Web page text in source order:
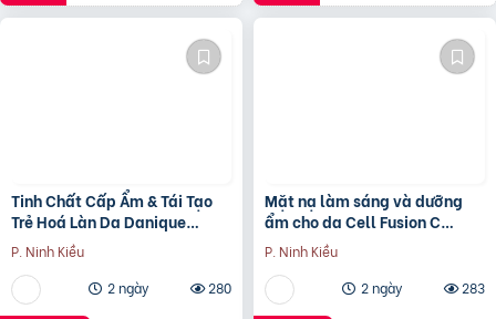
Tinh Chất Cấp Ẩm & Tái Tạo
Trẻ Hoá Làn Da Danique
Hyaluron Aqua Source Serum,
Chai 30ml
P. Ninh Kiều
2 ngày
280
Mặt nạ làm sáng và dưỡng
ẩm cho da Cell Fusion C
Radiance Vita Mask, 25ml x 5
miếng
P. Ninh Kiều
2 ngày
283